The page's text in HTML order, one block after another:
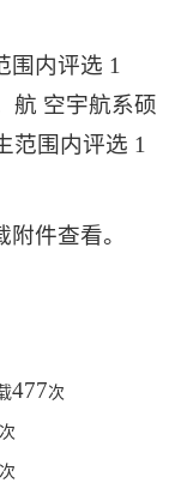
围内评选 1
航 空宇航系硕
范围内评选 1
件查看。
477次
次
次